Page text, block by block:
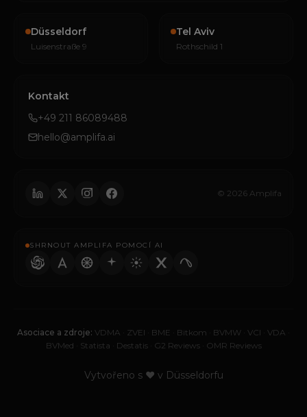
Düsseldorf
Luisenstraße 9
Tel Aviv
Rothschild 1
Kontakt
+49 211 86089488
hello@amplifa.ai
© 2026 Amplifa
SHRNOUT AMPLIFA POMOCÍ AI
Asociace a zdroje: VDMA ZVEI BME Bitkom BVMW VCI VDA
BVMed
Statista Destatis· G2 Reviews· OMR Reviews
Vytvořeno s ♥ v Düsseldorfu